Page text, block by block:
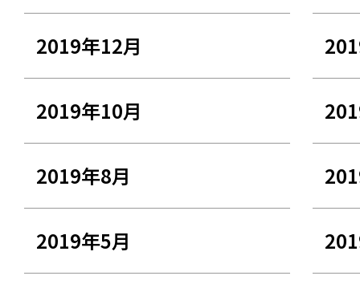
2019年12月
2019年10月
2019年8月
2019年5月